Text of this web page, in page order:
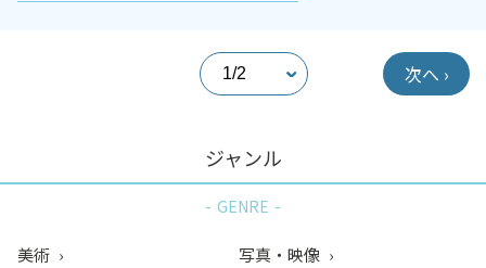
次へ ›
ジャンル
GENRE
美術
写真・映像